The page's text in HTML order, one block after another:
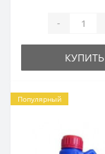
-
КУПИТЬ
Популярный